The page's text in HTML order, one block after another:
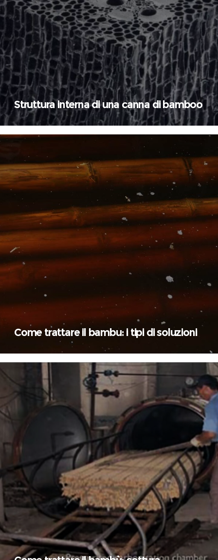
Struttura interna di una canna di bamboo
Come trattare il bambu: i tipi di soluzioni